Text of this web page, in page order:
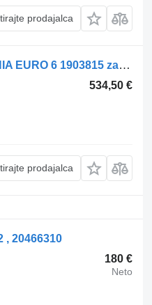
prodajalca
Stikalo akumulatorja OEM VIMIKACh MASI (KOMPLEKT ADR) SCANIA EURO 6 1903815 za tovornjak Scania Rogue
534,50 €
prodajalca
, 20466310
180 €
Neto